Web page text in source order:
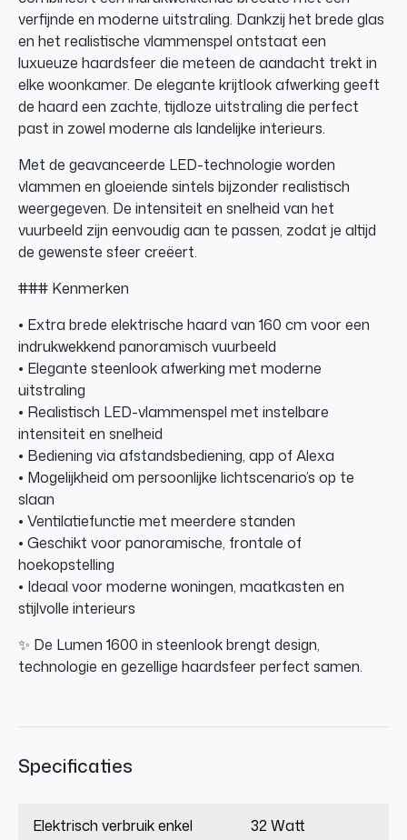
verfijnde en moderne uitstraling. Dankzij het brede glas
en het realistische vlammenspel ontstaat een
luxueuze haardsfeer die meteen de aandacht trekt in
elke woonkamer. De elegante krijtlook afwerking geeft
de haard een zachte, tijdloze uitstraling die perfect
past in zowel moderne als landelijke interieurs.
Met de geavanceerde LED-technologie worden
vlammen en gloeiende sintels bijzonder realistisch
weergegeven. De intensiteit en snelheid van het
vuurbeeld zijn eenvoudig aan te passen, zodat je altijd
de gewenste sfeer creëert.
### Kenmerken
• Extra brede elektrische haard van 160 cm voor een
indrukwekkend panoramisch vuurbeeld
• Elegante steenlook afwerking met moderne
uitstraling
• Realistisch LED-vlammenspel met instelbare
intensiteit en snelheid
• Bediening via afstandsbediening, app of Alexa
• Mogelijkheid om persoonlijke lichtscenario’s op te
slaan
• Ventilatiefunctie met meerdere standen
• Geschikt voor panoramische, frontale of
hoekopstelling
• Ideaal voor moderne woningen, maatkasten en
stijlvolle interieurs
✨ De Lumen 1600 in steenlook brengt design,
technologie en gezellige haardsfeer perfect samen.
Specificaties
Elektrisch verbruik enkel
32 Watt